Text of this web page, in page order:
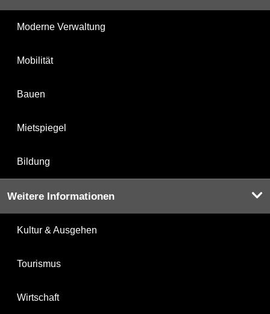
Moderne Verwaltung
Mobilität
Bauen
Mietspiegel
Bildung
Weitere Informationen
Kultur & Ausgehen
Tourismus
Wirtschaft